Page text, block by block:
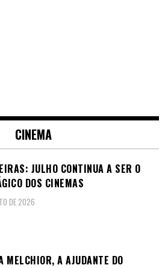
CINEMA
JULHO CONTINUA A SER O
DOS CINEMAS
DE 2026
MELCHIOR, A AJUDANTE DO